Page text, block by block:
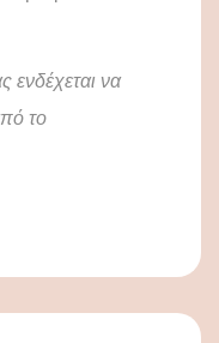
ενδέχεται να
το